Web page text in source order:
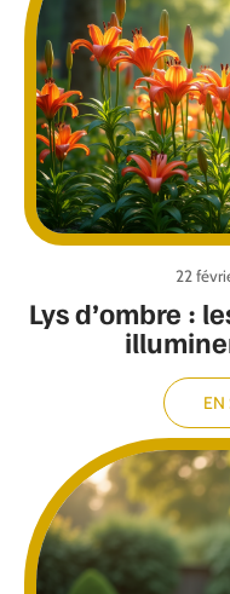
Lys d’ombre :
22
EN